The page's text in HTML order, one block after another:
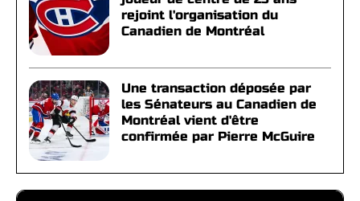
rejoint l'organisation du
Canadien de Montréal
Une transaction déposée par
les Sénateurs au Canadien de
Montréal vient d'être
confirmée par Pierre McGuire